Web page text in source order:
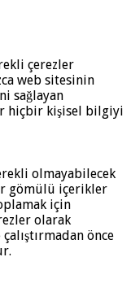
çerezler
web sitesinin
sağlayan
hiçbir kişisel bilgiyi
olmayabilecek
gömülü içerikler
için
olarak
önce